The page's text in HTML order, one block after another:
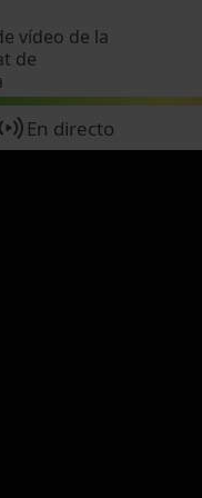
vídeo de la
de
En directo